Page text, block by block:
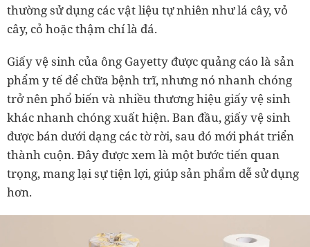
thường sử dụng các vật liệu tự nhiên như lá cây, vỏ
cây, cỏ hoặc thậm chí là đá.
Giấy vệ sinh của ông Gayetty được quảng cáo là sản
phẩm y tế để chữa bệnh trĩ, nhưng nó nhanh chóng
trở nên phổ biến và nhiều thương hiệu giấy vệ sinh
khác nhanh chóng xuất hiện. Ban đầu, giấy vệ sinh
được bán dưới dạng các tờ rời, sau đó mới phát triển
thành cuộn. Đây được xem là một bước tiến quan
trọng, mang lại sự tiện lợi, giúp sản phẩm dễ sử dụng
hơn.